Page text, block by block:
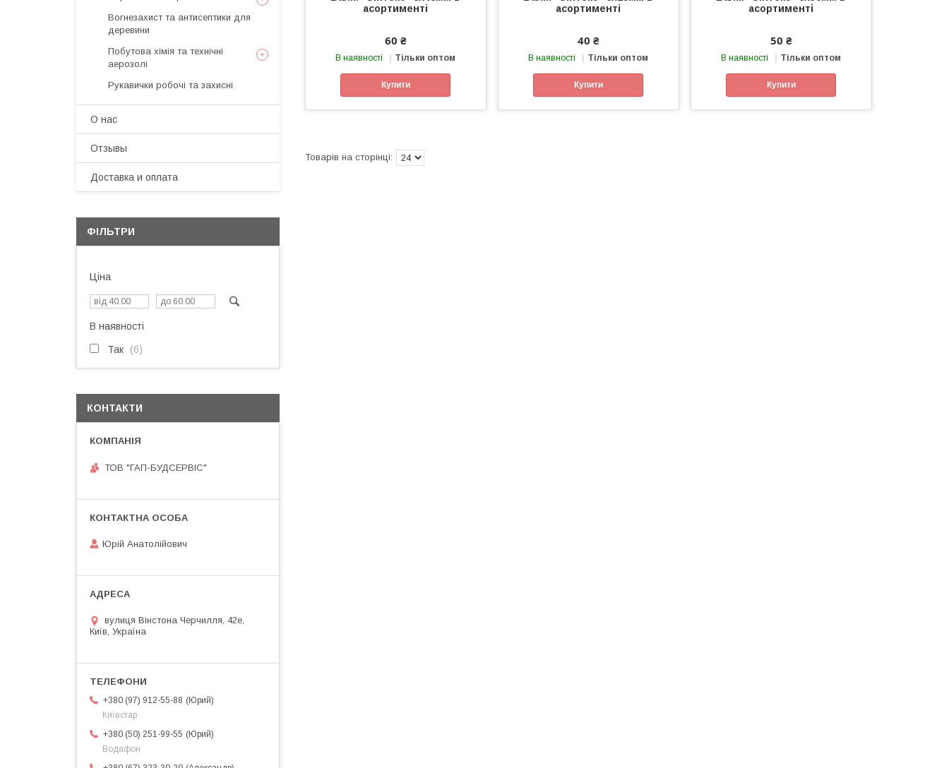
асортименті
60 ₴
В наявності Тільки оптом
Купити
асортименті
40 ₴
В наявності Тільки оптом
Купити
асортименті
50 ₴
В наявності Тільки оптом
Купити
Вогнезахист та антисептики для
деревини
Побутова хімія та технічні
аерозолі
Рукавички робочі та захисні
О нас
Отзывы
Доставка и оплата
ФІЛЬТРИ
Ціна
В наявності
Так 6
КОНТАКТИ
ТОВ "ГАП-БУДСЕРВІС"
Юрій Анатолійович
вулиця Вінстона Черчилля, 42е,
Київ, Україна
+380 (97) 912-55-88
Юрий
Київстар
+380 (50) 251-99-55
Юрий
Водафон